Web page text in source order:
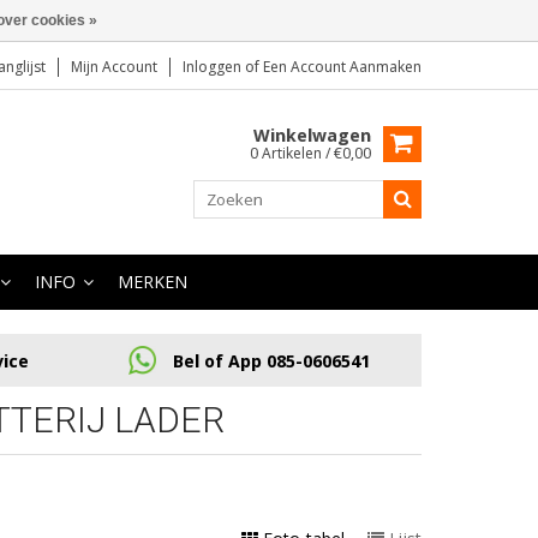
Mijn Account Inloggen of Een Account Aanmaken
Winkelwagen
0 Artikelen / €0,00
INFO MERKEN
Bel of App 085-0606541
LADER
cookies »